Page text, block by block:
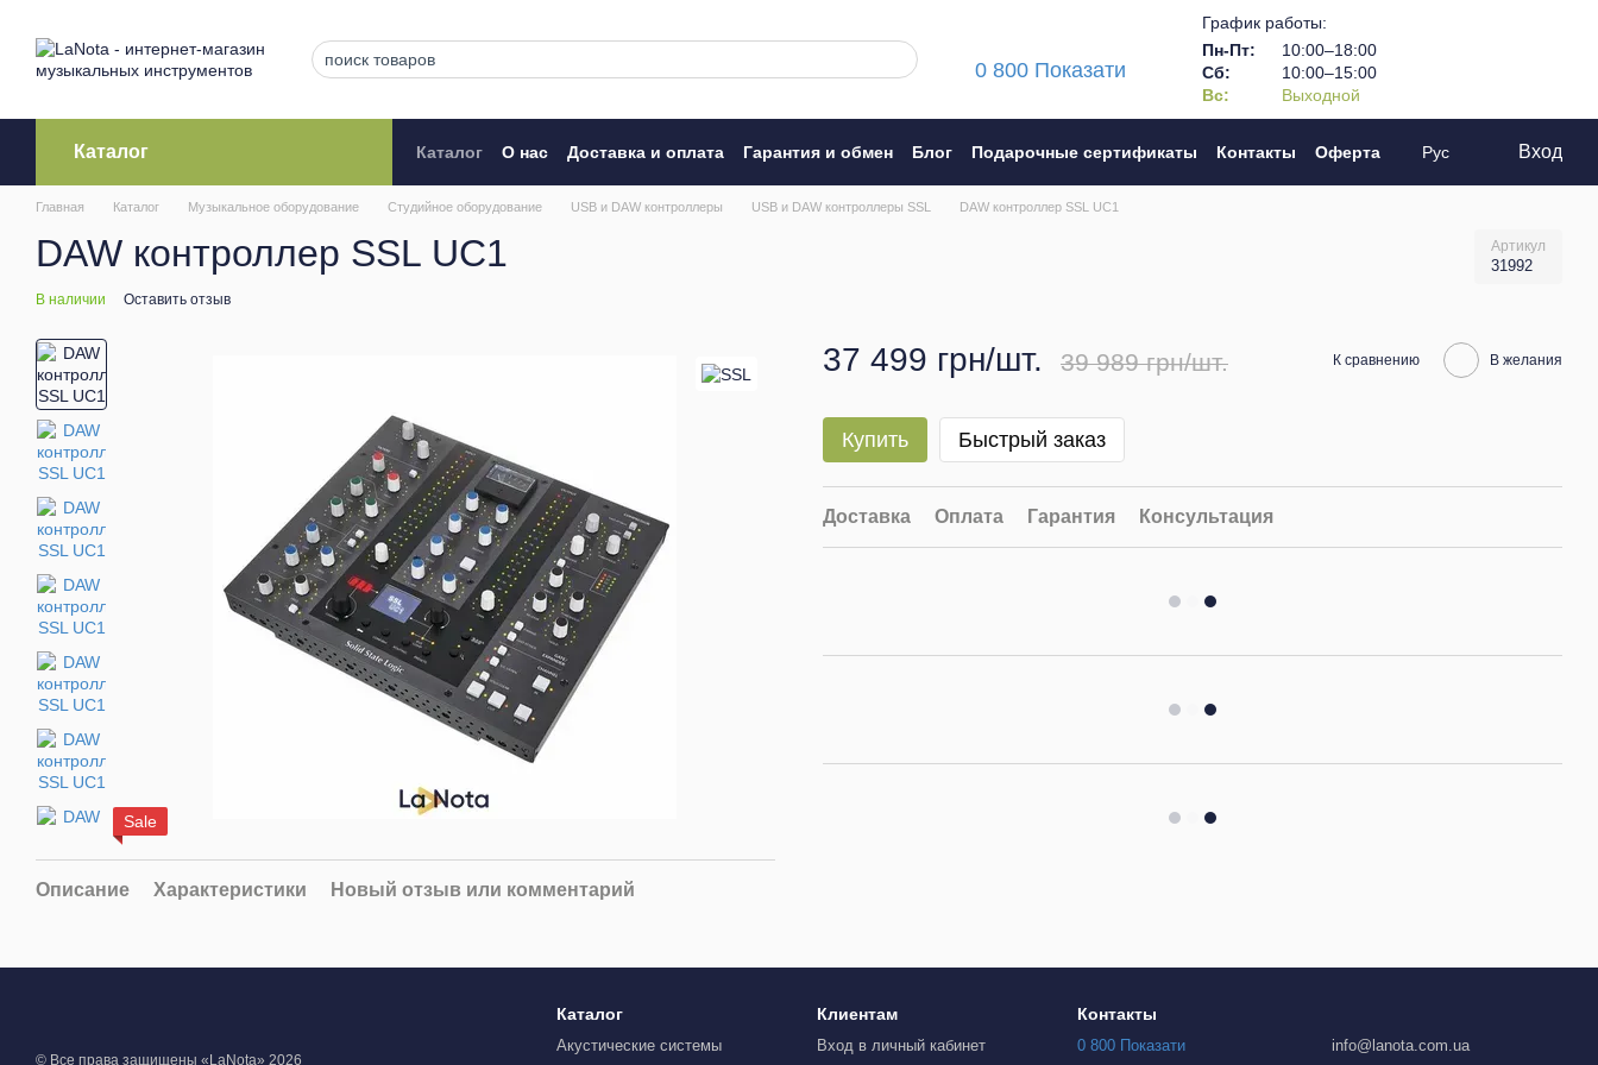
0 800 Показати
График работы:
Пн-Пт:
10:00–18:00
Сб:
10:00–15:00
Вс:
Выходной
Каталог Каталог О нас Доставка и оплата Гарантия и обмен Блог Подарочные сертификаты Контакты
Оферта
Рус Вход
Главная Каталог Музыкальное оборудование Студийное оборудование USB и DAW контроллеры USB и DAW контроллеры SSL DAW контроллер SSL UC1
DAW контроллер SSL UC1 Артикул
31992
В наличии Оставить отзыв
Sale
Описание Характеристики Новый отзыв или комментарий
37 499 грн/шт. 39 989 грн/шт. К сравнению В желания
Купить Быстрый заказ
Доставка Оплата Гарантия Консультация
© Все права защищены «LaNota» 2026
Каталог
Акустические системы
Клиентам
Вход в личный кабинет
Контакты
0 800 Показати info@lanota.com.ua